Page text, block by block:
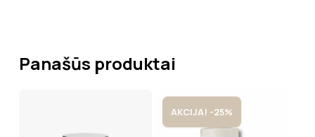
Panašūs produktai
AKCIJA! -25%